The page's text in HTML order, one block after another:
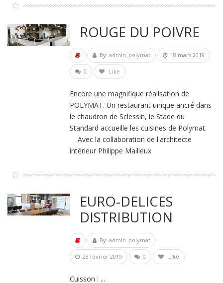
ROUGE DU POIVRE
By:admin_polymat 18 mars 2019
0 Like
Encore une magnifique réalisation de
POLYMAT. Un restaurant unique ancré dans
le chaudron de Sclessin, le Stade du
Standard accueille les cuisines de Polymat.
Avec la collaboration de l'architecte
intérieur Philippe Mailleux
EURO-DELICES
DISTRIBUTION
By:admin_polymat
28 février 2019 0 Like
Cuisson : ...